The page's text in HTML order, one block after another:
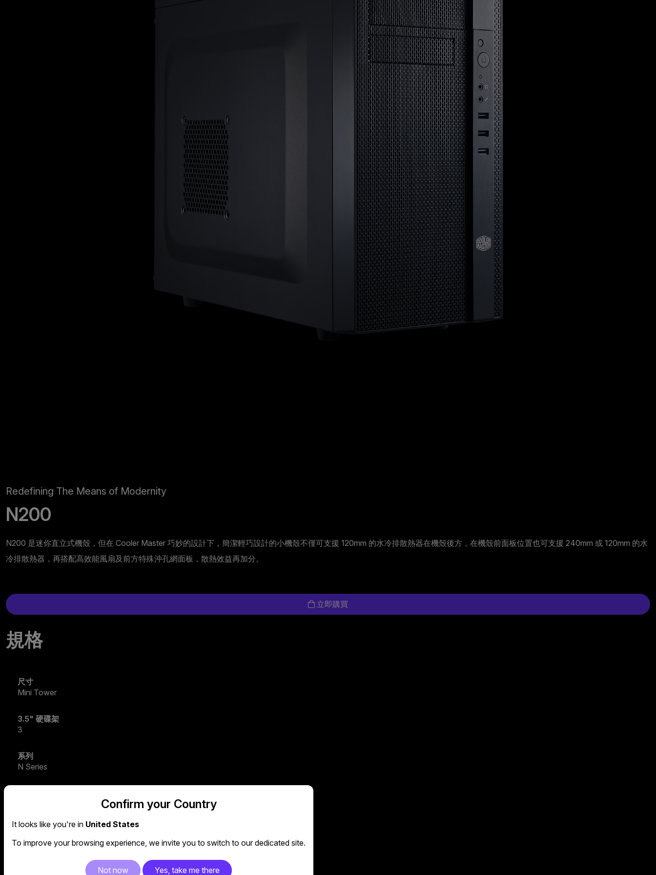
Redefining The Means of Modernity
N200
N200 是迷你直立式機殼，但在 Cooler Master 巧妙的設計下，簡潔輕巧設計的小機殼不僅可支援 120mm 的水冷排散熱器在機殼後方，在機殼前面板位置也可支援 240mm 或 120mm 的水
冷排散熱器，再搭配高效能風扇及前方特殊沖孔網面板，散熱效益再加分。
立即購買
規格
尺寸
Mini Tower
3.5" 硬碟架
3
系列
N Series
散熱器支援度 - 側板
120mm fan x 1 (optional)
Confirm your Country
It looks like you're in United States
To improve your browsing experience, we invite you to switch to our dedicated site.
Not now Yes, take me there